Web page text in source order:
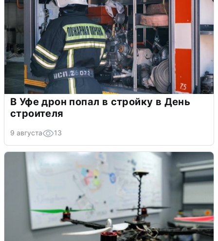
В Уфе дрон попал в стройку в День
строителя
9 августа 13